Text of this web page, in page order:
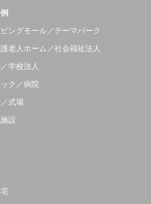
ングモール／テーマパーク
老人ホーム／社会福祉法人
学校法人
ク／病院
式場
設